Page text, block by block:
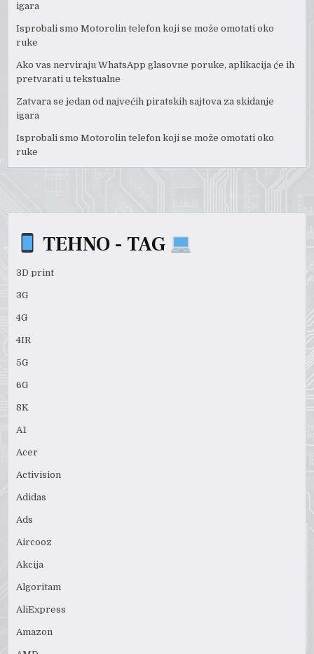
igara
Isprobali smo Motorolin telefon koji se može omotati oko
ruke
Ako vas nerviraju WhatsApp glasovne poruke, aplikacija će ih
pretvarati u tekstualne
Zatvara se jedan od najvećih piratskih sajtova za skidanje
igara
Isprobali smo Motorolin telefon koji se može omotati oko
ruke
TEHNO - TAG
3D print
3G
4G
4IR
5G
6G
8K
A1
Acer
Activision
Adidas
Ads
Aircooz
Akcija
Algoritam
AliExpress
Amazon